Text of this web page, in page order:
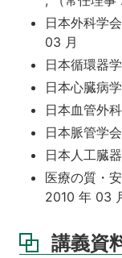
日本外科学
03 月
日本循環器
日本心臓病
日本血管外
日本脈管学会
日本人工臓
医療の質・
2010 年 03
講義資